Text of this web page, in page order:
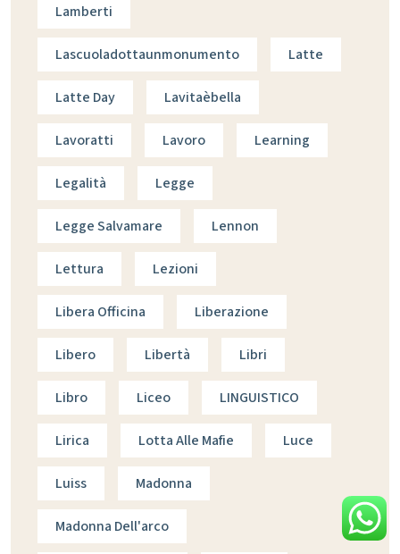
Lamberti
Lascuoladottaunmonumento Latte
Latte Day Lavitaèbella
Lavoratti Lavoro Learning
Legalità Legge
Legge Salvamare Lennon
Lettura Lezioni
Libera Officina Liberazione
Libero Libertà Libri
Libro Liceo LINGUISTICO
Lirica Lotta Alle Mafie Luce
Luiss Madonna
Madonna Dell'arco